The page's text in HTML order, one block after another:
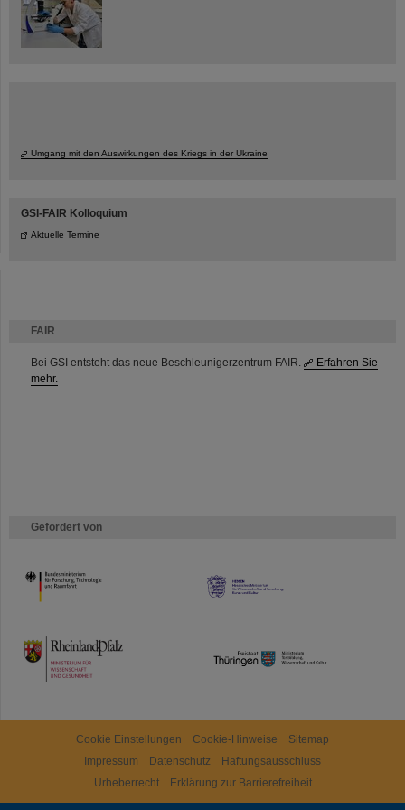
FAIR
Bei GSI entsteht das neue Beschleunigerzentrum FAIR.
Erfahren Sie
mehr.
Gefördert von
HMWK
TMWWDG
Umgang mit den Auswirkungen des Kriegs in der Ukraine
GSI-FAIR Kolloquium
Aktuelle Termine
Cookie Einstellungen Cookie-Hinweise
Sitemap
Impressum
Datenschutz
Haftungsausschluss
Urheberrecht
Erklärung zur Barrierefreiheit